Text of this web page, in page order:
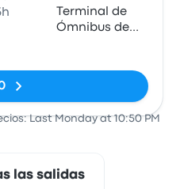
Terminal de
Ómnibus de
Last Monday at 10:50 PM
las salidas